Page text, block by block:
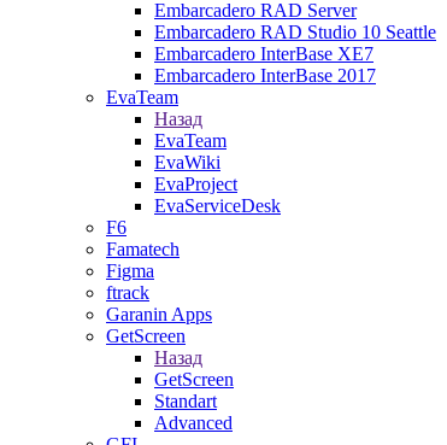
Embarcadero RAD Server
Embarcadero RAD Studio 10 Seattle
Embarcadero InterBase XE7
Embarcadero InterBase 2017
EvaTeam
Назад
EvaTeam
EvaWiki
EvaProject
EvaServiceDesk
F6
Famatech
Figma
ftrack
Garanin Apps
GetScreen
Назад
GetScreen
Standart
Advanced